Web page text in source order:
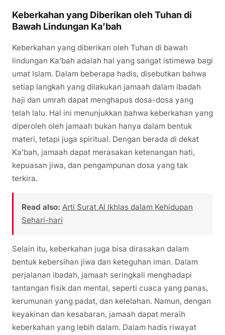
Keberkahan yang Diberikan oleh Tuhan di
Bawah Lindungan Ka’bah
Keberkahan yang diberikan oleh Tuhan di bawah
lindungan Ka’bah adalah hal yang sangat istimewa bagi
umat Islam. Dalam beberapa hadis, disebutkan bahwa
setiap langkah yang dilakukan jamaah dalam ibadah
haji dan umrah dapat menghapus dosa-dosa yang
telah lalu. Hal ini menunjukkan bahwa keberkahan yang
diperoleh oleh jamaah bukan hanya dalam bentuk
materi, tetapi juga spiritual. Dengan berada di dekat
Ka’bah, jamaah dapat merasakan ketenangan hati,
kepuasan jiwa, dan pengampunan dosa yang tak
terkira.
Read also: Arti Surat Al Ikhlas dalam Kehidupan
Sehari-hari
Selain itu, keberkahan juga bisa dirasakan dalam
bentuk kebersihan jiwa dan keteguhan iman. Dalam
perjalanan ibadah, jamaah seringkali menghadapi
tantangan fisik dan mental, seperti cuaca yang panas,
kerumunan yang padat, dan kelelahan. Namun, dengan
keyakinan dan kesabaran, jamaah dapat meraih
keberkahan yang lebih dalam. Dalam hadis riwayat